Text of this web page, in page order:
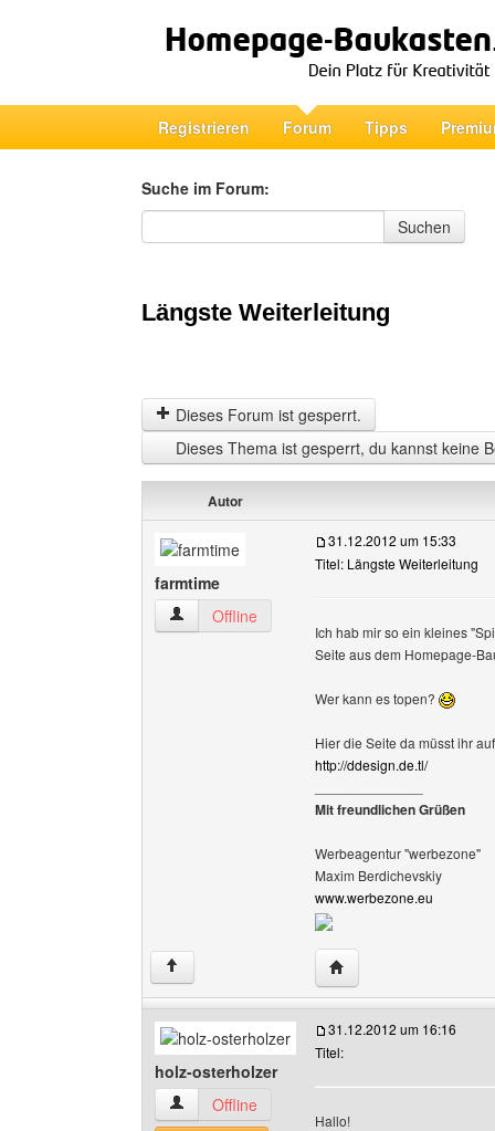
Registrieren Forum Tipps
Suche im Forum:
Suche im Forum
Suchen
Längste Weiterleitung
Dieses Forum ist gesperrt.
Dieses Thema ist gesperrt, du kannst keine
Autor
farmtime
farmtime Benutzer-Profile anzeigen
Offline
31.12.2012 um 15:33
Titel: Längste Weiterleitung
Ich hab mir so ein kleines
Seite aus dem Homepage-
Wer kann es topen?
Hier die Seite da müsst ihr
http://ddesign.de.tl/
Mit freundlichen Grüßen
Werbeagentur "werbezone"
Maxim Berdichevskiy
www.werbezone.eu
↑ Website dieses
holz-osterholzer
holz-osterholzer Benutzer-Profile anzeigen
Offline
31.12.2012 um 16:16
Titel:
Hallo!